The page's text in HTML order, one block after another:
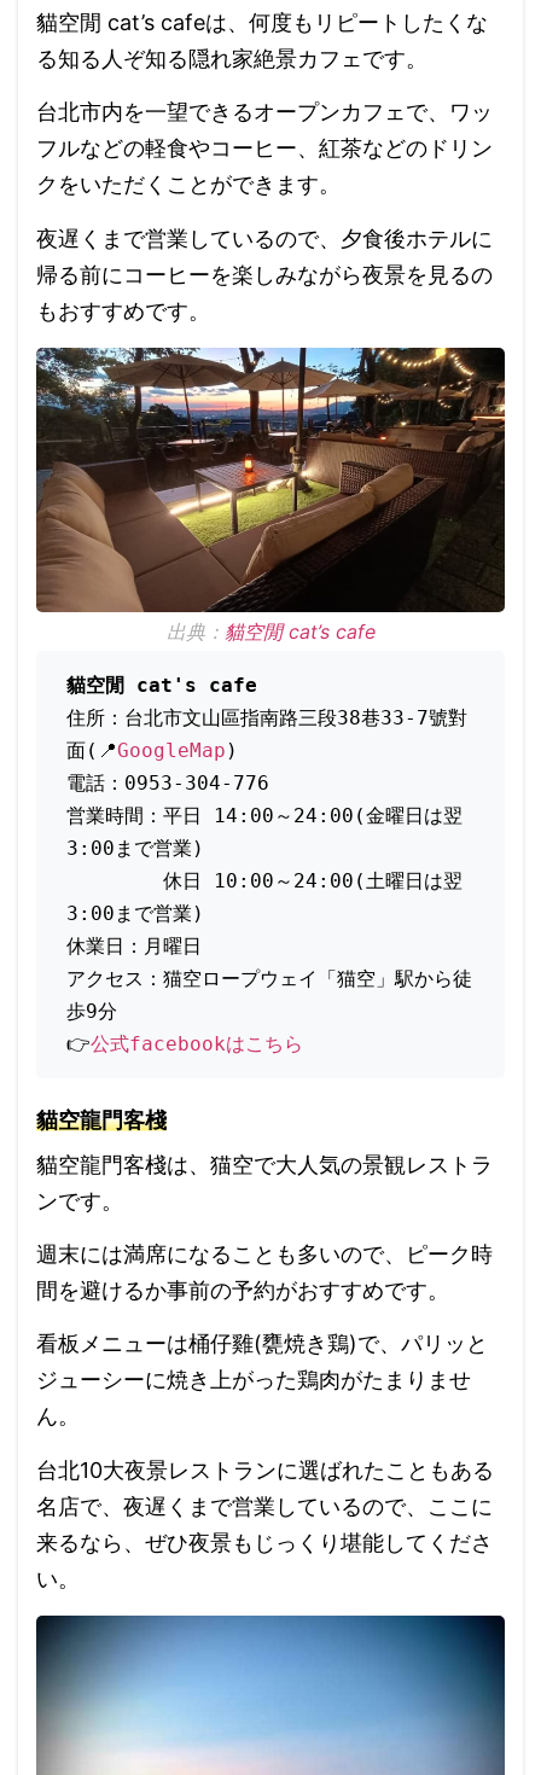
貓空閒 cat’s cafeは、何度もリピートしたくな
る知る人ぞ知る隠れ家絶景カフェです。
台北市内を一望できるオープンカフェで、ワッ
フルなどの軽食やコーヒー、紅茶などのドリン
クをいただくことができます。
夜遅くまで営業しているので、夕食後ホテルに
帰る前にコーヒーを楽しみながら夜景を見るの
もおすすめです。
出典： 貓空閒 cat’s cafe
貓空閒 cat's cafe
住所：台北市文山區指南路三段38巷33-7號對
面(📍GoogleMap )
電話：0953-304-776
営業時間：平日 14:00～24:00(金曜日は翌
3:00まで営業)
休日 10:00～24:00(土曜日は翌
3:00まで営業)
休業日：月曜日
アクセス：猫空ロープウェイ「猫空」駅から徒
歩9分
👉公式facebookはこちら
貓空龍門客棧
貓空龍門客棧は、猫空で大人気の景観レストラ
ンです。
週末には満席になることも多いので、ピーク時
間を避けるか事前の予約がおすすめです。
看板メニューは桶仔雞(甕焼き鶏)で、パリッと
ジューシーに焼き上がった鶏肉がたまりませ
ん。
台北10大夜景レストランに選ばれたこともある
名店で、夜遅くまで営業しているので、ここに
来るなら、ぜひ夜景もじっくり堪能してくださ
い。